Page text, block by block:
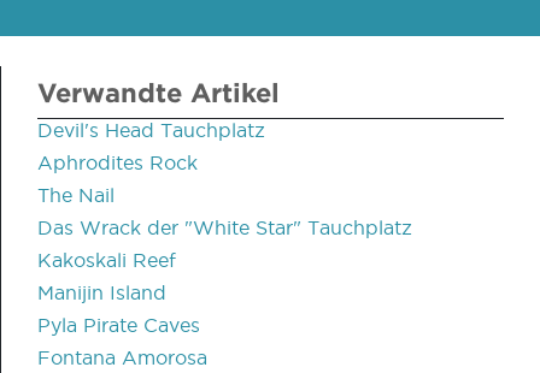
Verwandte Artikel
Devil's Head Tauchplatz
Aphrodites Rock
The Nail
Das Wrack der "White Star" Tauchplatz
Kakoskali Reef
Manijin Island
Pyla Pirate Caves
Fontana Amorosa